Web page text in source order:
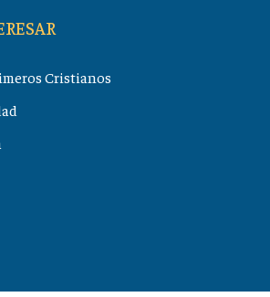
Cristianos